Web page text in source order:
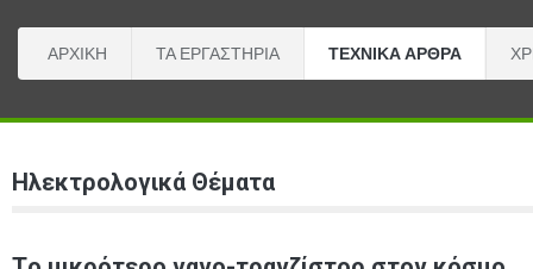
ΑΡΧΙΚΉ ΤΑ ΕΡΓΑΣΤΉΡΙΑ ΤΕΧΝΙΚΆ ΆΡΘΡΑ
Ηλεκτρολογικά Θέματα